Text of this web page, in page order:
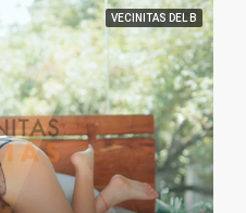
VECINITAS DEL B